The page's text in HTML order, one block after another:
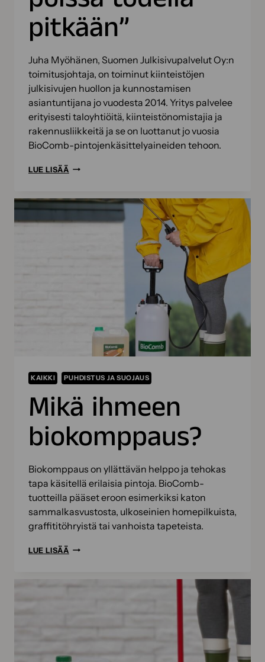
pitkään”
Juha Myöhänen, Suomen Julkisivupalvelut Oy:n
toimitusjohtaja, on toiminut kiinteistöjen
julkisivujen huollon ja kunnostamisen
asiantuntijana jo vuodesta 2014. Yritys palvelee
erityisesti taloyhtiöitä, kiinteistönomistajia ja
rakennusliikkeitä ja se on luottanut jo vuosia
BioComb-pintojenkäsittelyaineiden tehoon.
LUE LISÄÄ SUOMEN
BIOCOMB-
TUOTTEISIIN:
KAIKKI PUHDISTUS JA SUOJAUS
Mikä ihmeen
biokomppaus?
Biokomppaus on yllättävän helppo ja tehokas
tapa käsitellä erilaisia pintoja. BioComb-
tuotteilla pääset eroon esimerkiksi katon
sammalkasvustosta, ulkoseinien homepilkuista,
graffititöhryistä tai vanhoista tapeteista.
LUE LISÄÄ MIKÄ